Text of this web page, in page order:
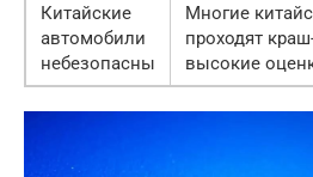
Китайские
автомобили
небезопасны
Многие
проходят
высокие